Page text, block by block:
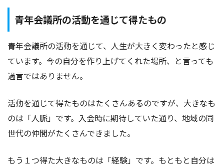
青年会議所の活動を通じて得たもの
青年会議所の活動を通じて、人生が大きく変わったと感じ
ています。今の自分を作り上げてくれた場所、と言っても
過言ではありません。
活動を通じて得たものはたくさんあるのですが、大きなも
のは「人脈」です。入会時に期待していた通り、地域の同
世代の仲間がたくさんできました。
もう１つ得た大きなものは「経験」です。もともと自分は